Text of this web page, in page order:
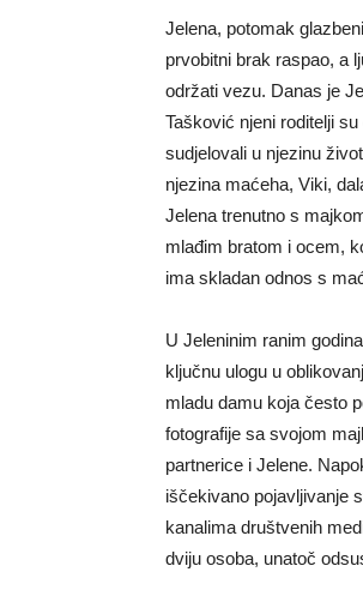
Jelena, potomak
prvobitni brak raspao, a
održati vezu. Danas je
Tašković njeni roditelji
sudjelovali u njezinu
njezina maćeha, Viki,
Jelena trenutno s
mlađim bratom i ocem,
ima skladan odnos s
U Jeleninim ranim
ključnu ulogu u
mladu damu koja često
fotografije sa svojom
partnerice i Jelene.
iščekivano pojavljivanje
kanalima društvenih
dviju osoba, unatoč